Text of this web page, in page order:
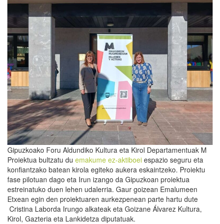
Gipuzkoako Foru Aldundiko Kultura eta Kirol Departamentuak M
Proiektua bultzatu du emakume ez-aktiboei espazio seguru eta
konfiantzako batean kirola egiteko aukera eskaintzeko. Proiektu
fase pilotuan dago eta Irun izango da Gipuzkoan proiektua
estreinatuko duen lehen udalerria. Gaur goizean Emalumeen
Etxean egin den proiektuaren aurkezpenean parte hartu dute
Cristina Laborda Irungo alkateak eta Goizane Álvarez Kultura,
Kirol, Gazteria eta Lankidetza diputatuak.